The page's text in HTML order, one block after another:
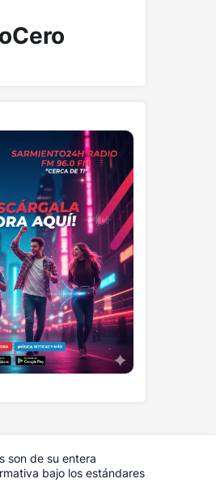
son de su entera
bajo los estándares